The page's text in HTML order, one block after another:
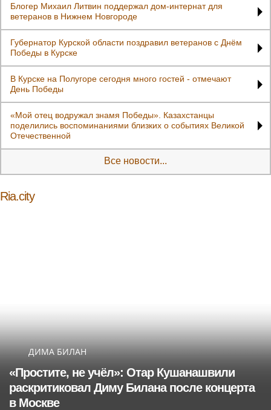
Блогер Михаил Литвин поддержал дом-интернат для
ветеранов в Нижнем Новгороде
Губернатор Курской области поздравил ветеранов с Днём
Победы в Курске
В Курске на Полугоре сегодня много гостей - отмечают
День Победы
«Мой отец водружал знамя Победы». Казахстанцы
поделились воспоминаниями близких о событиях Великой
Отечественной
Все новости...
Ria.city
ДИМА БИЛАН
«Простите, не учёл»: Отар Кушанашвили
раскритиковал Диму Билана после концерта
в Москве